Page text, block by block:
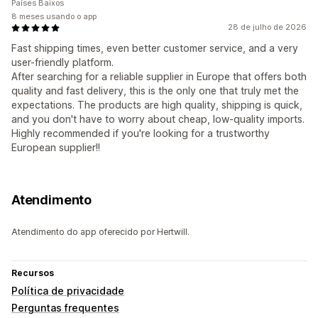
28 de julho de 2026
Fast shipping times, even better customer service, and a very
user-friendly platform.
After searching for a reliable supplier in Europe that offers both
quality and fast delivery, this is the only one that truly met the
expectations. The products are high quality, shipping is quick,
and you don't have to worry about cheap, low-quality imports.
Highly recommended if you're looking for a trustworthy
European supplier!!
Países Baixos
8 meses usando o app
Atendimento
Atendimento do app oferecido por Hertwill.
Recursos
Política de privacidade
Perguntas frequentes